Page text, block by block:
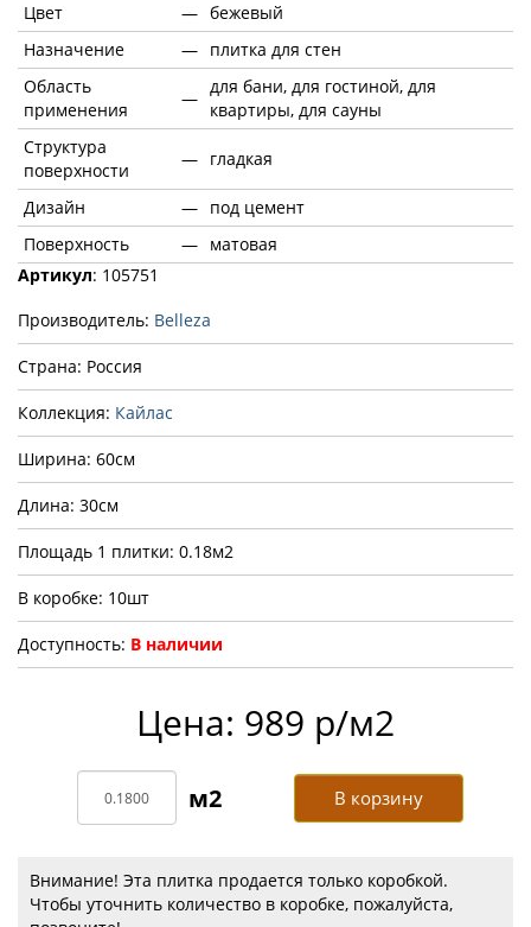
Цвет — бежевый
Назначение
— плитка для стен
Область
применения
—
для бани, для гостиной, для
квартиры, для сауны
Структура
поверхности
— гладкая
Дизайн — под цемент
Поверхность
— матовая
Артикул: 105751
Производитель: Belleza
Страна: Россия
Коллекция: Кайлас
Ширина: 60см
Длина: 30см
Площадь 1 плитки: 0.18м2
В коробке: 10шт
Доступность: В наличии
Цена: 989 р/м2
В корзину
Внимание! Эта плитка продается только коробкой.
Чтобы уточнить количество в коробке, пожалуйста,